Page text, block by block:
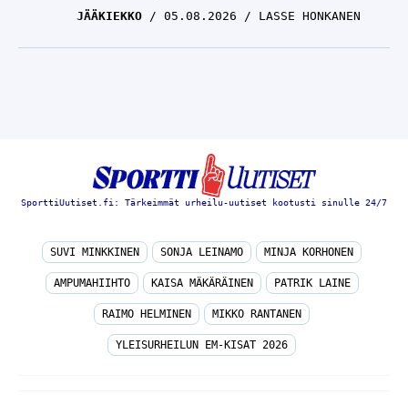
JÄÄKIEKKO 05.08.2026 LASSE HONKANEN
SporttiUutiset.fi: Tärkeimmät urheilu-uutiset kootusti sinulle 24/7
SUVI MINKKINEN SONJA LEINAMO MINJA KORHONEN
AMPUMAHIIHTO KAISA MÄKÄRÄINEN PATRIK LAINE
RAIMO HELMINEN MIKKO RANTANEN
YLEISURHEILUN EM-KISAT 2026